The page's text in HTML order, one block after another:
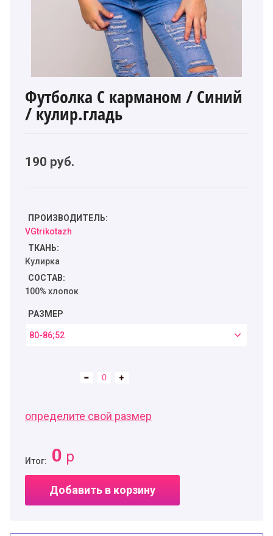
Футболка С карманом / Синий
/ кулир.гладь
190 руб.
ПРОИЗВОДИТЕЛЬ:
VGtrikotazh
ТКАНЬ:
Кулирка
СОСТАВ:
100% хлопок
РАЗМЕР
80-86;52
определите свой размер
Итог: 0 р
Добавить в корзину